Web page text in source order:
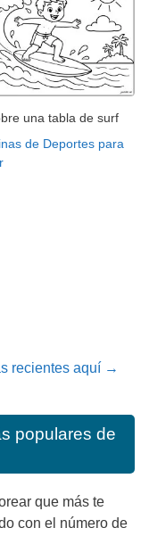
una tabla de surf
de Deportes para
recientes aquí →
populares de
que más te
con el número de